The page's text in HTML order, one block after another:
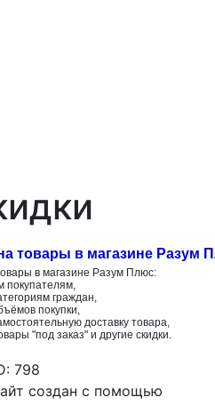
товары в магазине Разум
в магазине Разум Плюс:
покупателям,
граждан,
покупки,
доставку товара,
"под заказ" и другие скидки.
798
создан с помощью